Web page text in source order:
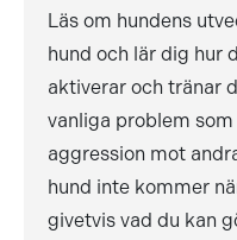
Läs om hundens
hund och lär dig hur
aktiverar och tränar
vanliga problem
aggression mot
hund inte kommer
givetvis vad du kan